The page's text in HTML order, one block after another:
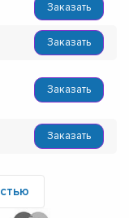
Заказать
Заказать
Заказать
Заказать